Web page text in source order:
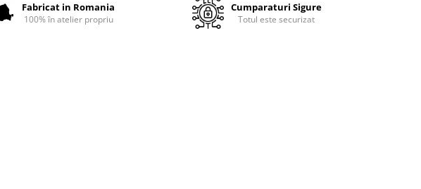
Fabricat in Romania
100% în atelier propriu
Cumparaturi Sigure
Totul este securizat